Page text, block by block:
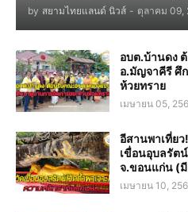
by สยามไทยแลนด์ นิวส์ - ตุลาคม 09,
อบต.บ้านดง
อ.มัญจาคีรี ศึ
ห้วยทราย
เมษายน 05,
อีสานพาเที่ย
เขื่อนอุบลรัต
จ.ขอนแก่น (
เมษายน 10,